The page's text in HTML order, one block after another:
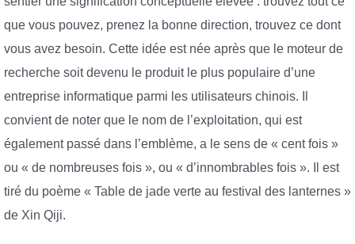
que vous pouvez, prenez la bonne direction, trouvez ce dont
vous avez besoin. Cette idée est née après que le moteur de
recherche soit devenu le produit le plus populaire d’une
entreprise informatique parmi les utilisateurs chinois. Il
convient de noter que le nom de l’exploitation, qui est
également passé dans l’emblème, a le sens de « cent fois »
ou « de nombreuses fois », ou « d’innombrables fois ». Il est
tiré du poème « Table de jade verte au festival des lanternes »
de Xin Qiji.